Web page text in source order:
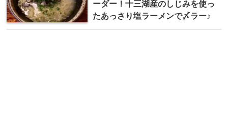
ーダー！十三湖産のしじみを使っ
たあっさり塩ラーメンで〆ラー♪